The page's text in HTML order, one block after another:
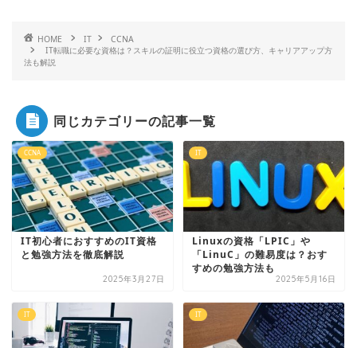
HOME IT
CCNA
IT転職に必要な資格は？スキルの証明に役立つ資格の選び方、キャリアアップ方
法も解説
同じカテゴリーの記事一覧
CCNA
IT初心者におすすめのIT資格
と勉強方法を徹底解説
2025年3月27日
IT
Linuxの資格「LPIC」や
「LinuC」の難易度は？おす
すめの勉強方法も
2025年5月16日
IT IT